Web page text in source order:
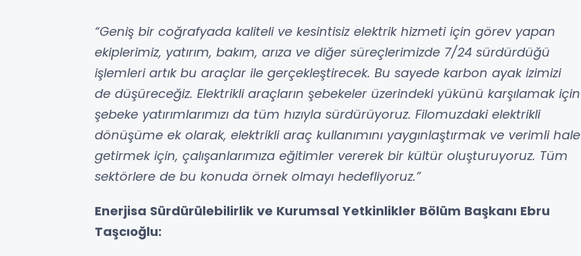
“Geniş bir coğrafyada kaliteli ve kesintisiz elektrik hizmeti için görev yapan
ekiplerimiz, yatırım, bakım, arıza ve diğer süreçlerimizde 7/24 sürdürdüğü
işlemleri artık bu araçlar ile gerçekleştirecek. Bu sayede karbon ayak izimizi
de düşüreceğiz. Elektrikli araçların şebekeler üzerindeki yükünü karşılamak için
şebeke yatırımlarımızı da tüm hızıyla sürdürüyoruz. Filomuzdaki elektrikli
dönüşüme ek olarak, elektrikli araç kullanımını yaygınlaştırmak ve verimli hale
getirmek için, çalışanlarımıza eğitimler vererek bir kültür oluşturuyoruz. Tüm
sektörlere de bu konuda örnek olmayı hedefliyoruz.”
Enerjisa Sürdürülebilirlik ve Kurumsal Yetkinlikler Bölüm Başkanı Ebru
Taşcıoğlu: